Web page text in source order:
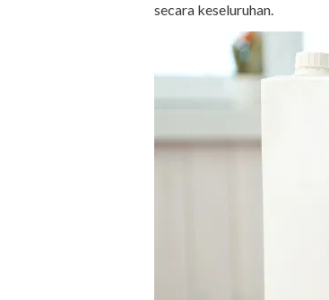
secara keseluruhan.